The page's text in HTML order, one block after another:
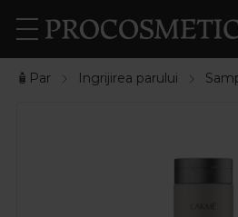
🧴Par Ingrijirea parului